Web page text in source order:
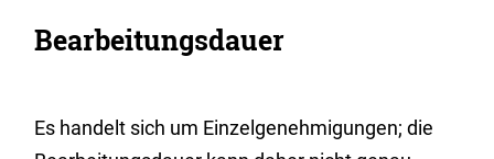
Bearbeitungsdauer
Es handelt sich um Einzelgenehmigungen; die